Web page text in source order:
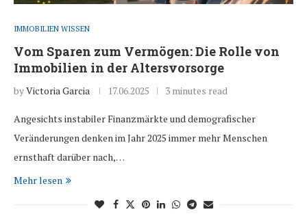
IMMOBILIEN WISSEN
Vom Sparen zum Vermögen: Die Rolle von
Immobilien in der Altersvorsorge
byVictoria Garcia 17.06.2025 3 minutes read
Angesichts instabiler Finanzmärkte und demografischer
Veränderungen denken im Jahr 2025 immer mehr Menschen
ernsthaft darüber nach,…
Mehr lesen